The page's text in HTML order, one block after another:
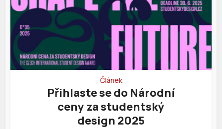
Článek
Přihlaste se do Národní
ceny za studentský
design 2025